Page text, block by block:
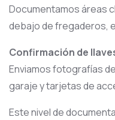
Documentamos áreas
debajo de fregaderos,
Confirmación de
Enviamos fotografías
garaje y tarjetas de
Este nivel de